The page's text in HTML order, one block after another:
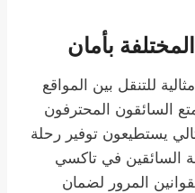
بأمان
للتنقل بين المواقع
السائقون المحترفون
يستطيعون توفير رحلة
السائقين في تاكسي
المرور لضمان